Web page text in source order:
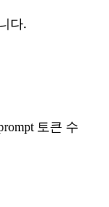
다.
토큰 수